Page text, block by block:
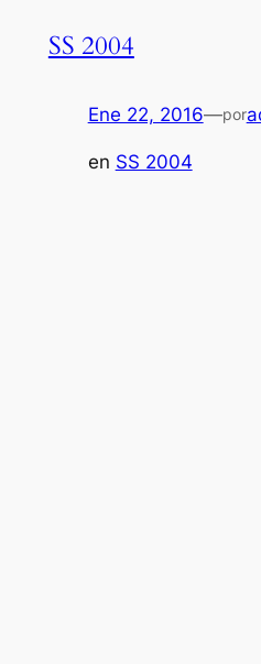
SS 2004
Ene 22, 2016—por
en SS 2004